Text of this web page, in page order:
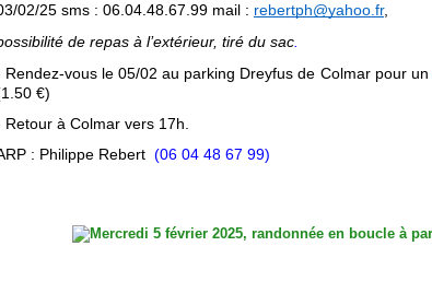
02/25 sms : 06.04.48.67.99 mail : rebertph@yahoo.fr,
de repas à l’extérieur, tiré du sac
Rendez-vous le 05/02 au parking Dreyfus de Colmar pour un
€)
Retour à Colmar vers 17h.
: Philippe Rebert (06 04 48 67 99)